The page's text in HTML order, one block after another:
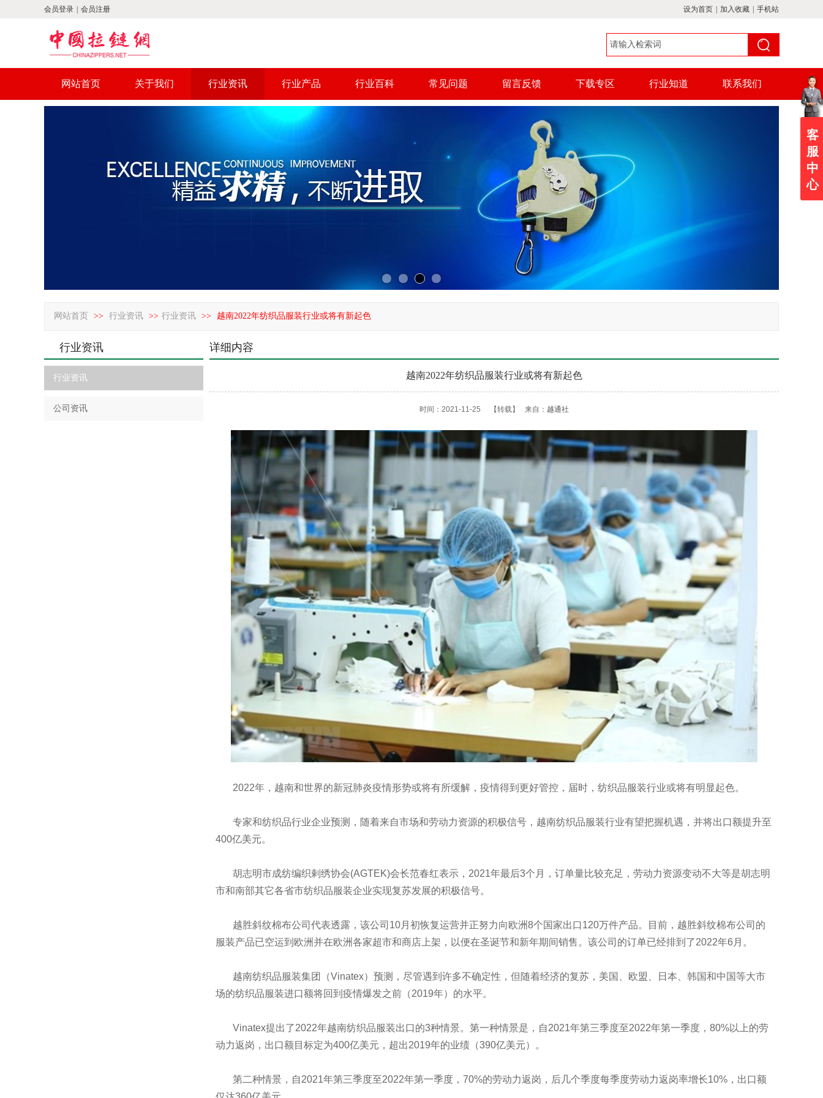
会员登录 会员注册 设为首页 加入收藏 手机站
网站首页 关于我们 行业资讯 行业产品 行业百科 常见问题 留言反馈 下载专区 行业知道 联系我们
网站首页 >> 行业资讯 >> 行业资讯 >> 越南2022年纺织品服装行业或将有新起色
行业资讯
行业资讯
公司资讯
详细内容
越南2022年纺织品服装行业或将有新起色
时间：2021-11-25 【转载】 来自： 越通社
2022年，越南和世界的新冠肺炎疫情形势或将有所缓解，疫情得到更好管控，届时，纺织品服装行业或将有明显起色。
专家和纺织品行业企业预测，随着来自市场和劳动力资源的积极信号，越南纺织品服装行业有望把握机遇，并将出口额提升至
400亿美元。
胡志明市成纺编织剌绣协会(AGTEK)会长范春红表示，2021年最后3个月，订单量比较充足，劳动力资源变动不大等是胡志明
市和南部其它各省市纺织品服装企业实现复苏发展的积极信号。
越胜斜纹棉布公司代表透露，该公司10月初恢复运营并正努力向欧洲8个国家出口120万件产品。目前，越胜斜纹棉布公司的
服装产品已空运到欧洲并在欧洲各家超市和商店上架，以便在圣诞节和新年期间销售。该公司的订单已经排到了2022年6月。
越南纺织品服装集团（Vinatex）预测，尽管遇到许多不确定性，但随着经济的复苏，美国、欧盟、日本、韩国和中国等大市
场的纺织品服装进口额将回到疫情爆发之前（2019年）的水平。
Vinatex提出了2022年越南纺织品服装出口的3种情景。第一种情景是，自2021年第三季度至2022年第一季度，80%以上的劳
动力返岗，出口额目标定为400亿美元，超出2019年的业绩（390亿美元）。
第二种情景，自2021年第三季度至2022年第一季度，70%的劳动力返岗，后几个季度每季度劳动力返岗率增长10%，出口额
客
服
中
心